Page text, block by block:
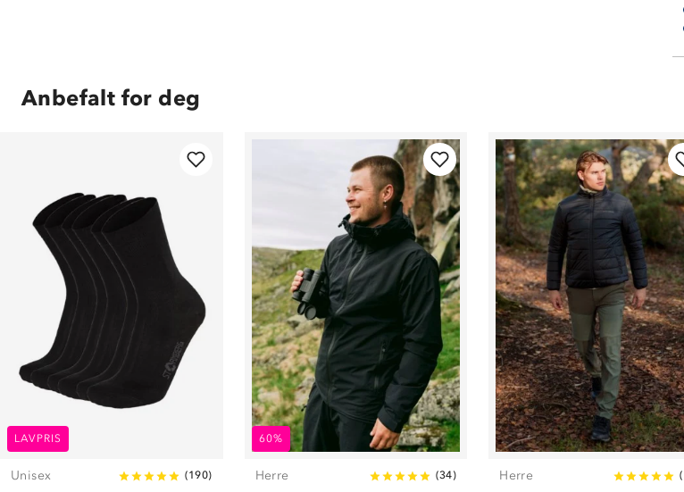
Anbefalt for deg
LAVPRIS
Unisex (190)
60%
Herre (34) Herre (